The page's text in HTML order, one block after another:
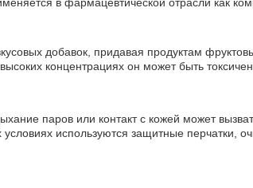
добавок, придавая продуктам
концентрациях он может быть токсичен.
паров или контакт с кожей может
используются защитные перчатки,